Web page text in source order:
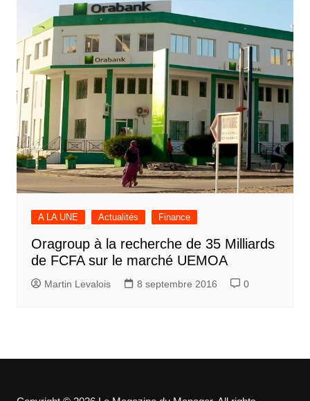
A LA UNE Actualités Finance
Oragroup à la recherche de 35 Milliards
de FCFA sur le marché UEMOA
Martin Levalois 8 septembre 2016 0